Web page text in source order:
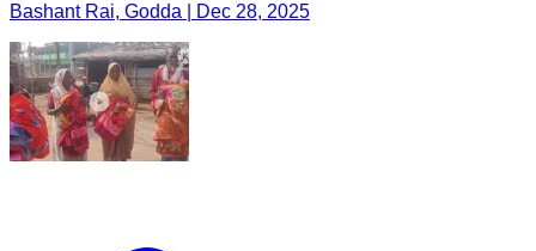
Bashant Rai, Godda | Dec 28, 2025